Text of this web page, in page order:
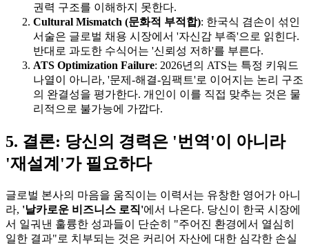
권력 구조를 이해하지 못한다.
Cultural Mismatch (문화적 부적합): 한국식 겸손이 섞인
서술은 글로벌 채용 시장에서 '자신감 부족'으로 읽힌다.
반대로 과도한 수식어는 '신뢰성 저하'를 부른다.
ATS Optimization Failure: 2026년의 ATS는 특정 키워드
나열이 아니라, '문제-해결-임팩트'로 이어지는 논리 구조
의 완결성을 평가한다. 개인이 이를 직접 맞추는 것은 물
리적으로 불가능에 가깝다.
5. 결론: 당신의 경력은 '번역'이 아니라
'재설계'가 필요하다
글로벌 본사의 마음을 움직이는 이력서는 유창한 영어가 아니
라, '날카로운 비즈니스 로직'​에서 나온다. 당신이 한국 시장에
서 일궈낸 훌륭한 성과들이 단순히 "주어진 환경에서 열심히
일한 결과"로 치부되는 것은 커리어 자산에 대한 심각한 손실